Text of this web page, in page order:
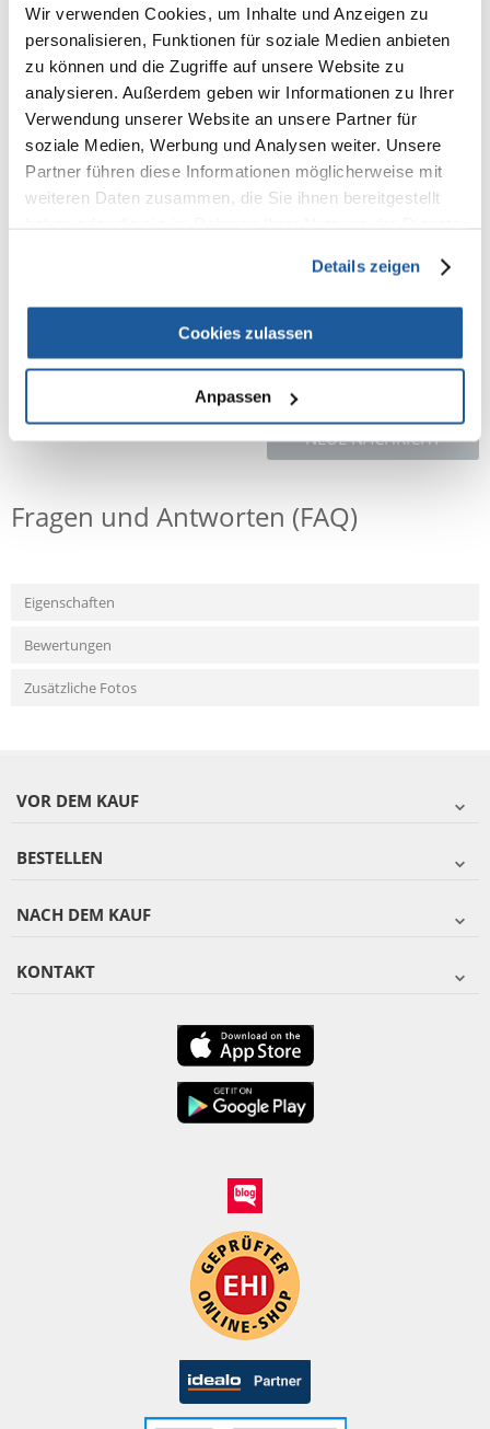
Wir verwenden Cookies, um Inhalte und Anzeigen zu
personalisieren, Funktionen für soziale Medien anbieten
zu können und die Zugriffe auf unsere Website zu
analysieren. Außerdem geben wir Informationen zu Ihrer
Verwendung unserer Website an unsere Partner für
soziale Medien, Werbung und Analysen weiter. Unsere
Partner führen diese Informationen möglicherweise mit
weiteren Daten zusammen, die Sie ihnen bereitgestellt
Details zeigen
Cookies zulassen
Anpassen
GIMCAT Expert Line Gastro Intestinal Paste ist ein
Ergänzungsfuttermittel für Katzen zur Unterstützung des
Verdauungssystems.
Zusammensetzung:
Derivate pflanzlichen Ursprungs (Psyllium, 5%; gemahlene Ulmenrinde,
2%), Öle und Fette, Grasmehl (5%), Hefe (enthält 1% Beta-Glucan),
Laktosederivat mit TGOS * (3%). * Trans-Galakto-Oligosaccharid mit
Laktosederivat.
Analyse:
NEUE NACHRICHT
Fragen und Antworten (FAQ)
Eigenschaften
Bewertungen
Zusätzliche Fotos
VOR DEM KAUF
BESTELLEN
NACH DEM KAUF
KONTAKT